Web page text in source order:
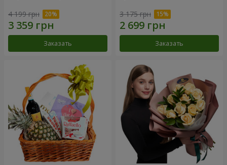
4 199 грн
Заказать
3 175 грн
Заказать